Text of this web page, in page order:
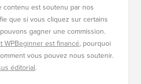
contenu est soutenu par nos
que si vous cliquez sur certains
gagner une commission.
WPBeginner est financé, pourquoi
vous pouvez nous soutenir.
éditorial.